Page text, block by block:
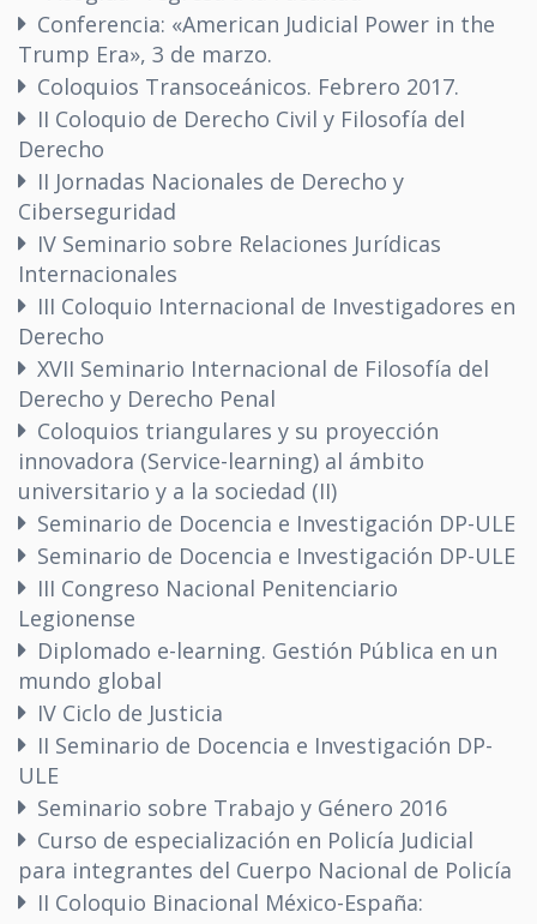
Conferencia: «American Judicial Power in the
Trump Era», 3 de marzo.
Coloquios Transoceánicos. Febrero 2017.
II Coloquio de Derecho Civil y Filosofía del
Derecho
II Jornadas Nacionales de Derecho y
Ciberseguridad
IV Seminario sobre Relaciones Jurídicas
Internacionales
III Coloquio Internacional de Investigadores en
Derecho
XVII Seminario Internacional de Filosofía del
Derecho y Derecho Penal
Coloquios triangulares y su proyección
innovadora (Service-learning) al ámbito
universitario y a la sociedad (II)
Seminario de Docencia e Investigación DP-ULE
Seminario de Docencia e Investigación DP-ULE
III Congreso Nacional Penitenciario
Legionense
Diplomado e-learning. Gestión Pública en un
mundo global
IV Ciclo de Justicia
II Seminario de Docencia e Investigación DP-
ULE
Seminario sobre Trabajo y Género 2016
Curso de especialización en Policía Judicial
para integrantes del Cuerpo Nacional de Policía
II Coloquio Binacional México-España: